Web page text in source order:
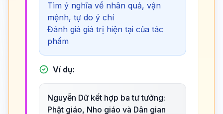
Tìm ý nghĩa về nhân quả, vận
mệnh, tự do ý chí
Đánh giá giá trị hiện tại của tác
phẩm
Ví dụ:
Nguyễn Dữ kết hợp ba tư tưởng:
Phật giáo, Nho giáo và Dân gian